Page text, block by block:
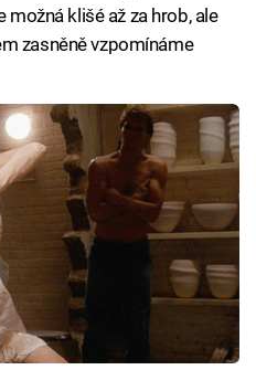
možná klišé až za hrob, ale
zasněně vzpomínáme